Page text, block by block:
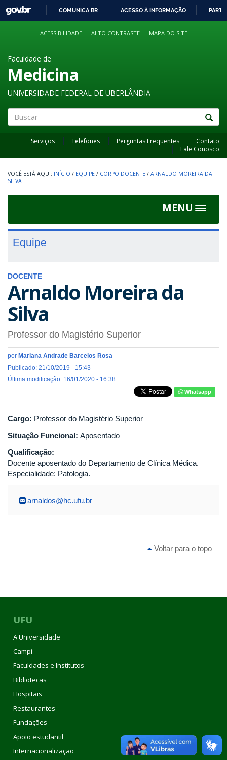
PARA
O
GOVBR
COMUNICA BR ACESSO À INFORMAÇÃO
ACESSIBILIDADE ALTO CONTRASTE MAPA DO SITE
Faculdade de
Medicina
UNIVERSIDADE FEDERAL DE UBERLÂNDIA
Serviços Telefones Perguntas Frequentes
Contato
Fale Conosco
INÍCIO / EQUIPE / CORPO DOCENTE / ARNALDO MOREIRA DA
SILVA
MENU
Toggle
Equipe
DOCENTE
Arnaldo Moreira da
Silva
Professor do Magistério Superior
por Mariana Andrade Barcelos Rosa
Publicado: 21/10/2019 - 15:43
Última modificação: 16/01/2020 - 16:38
Whatsapp
Cargo: Professor do Magistério Superior
Situação Funcional: Aposentado
Qualificação:
Docente aposentado do Departamento de Clínica Médica.
Especialidade: Patologia.
arnaldos@hc.ufu.br
Voltar para o topo
UFU
A Universidade
Campi
Faculdades e Institutos
Bibliotecas
Hospitais
Restaurantes
Fundações
Apoio estudantil
Internacionalização